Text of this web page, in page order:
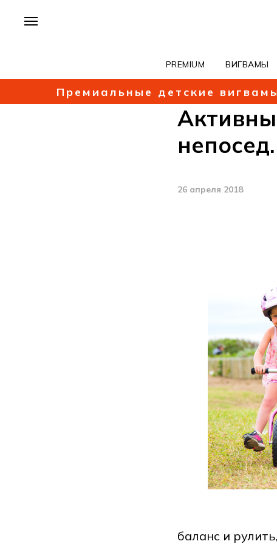
PREMIUM ВИГВАМЫ
Премиальные детские
непосед.
26 апреля 2018
баланс и